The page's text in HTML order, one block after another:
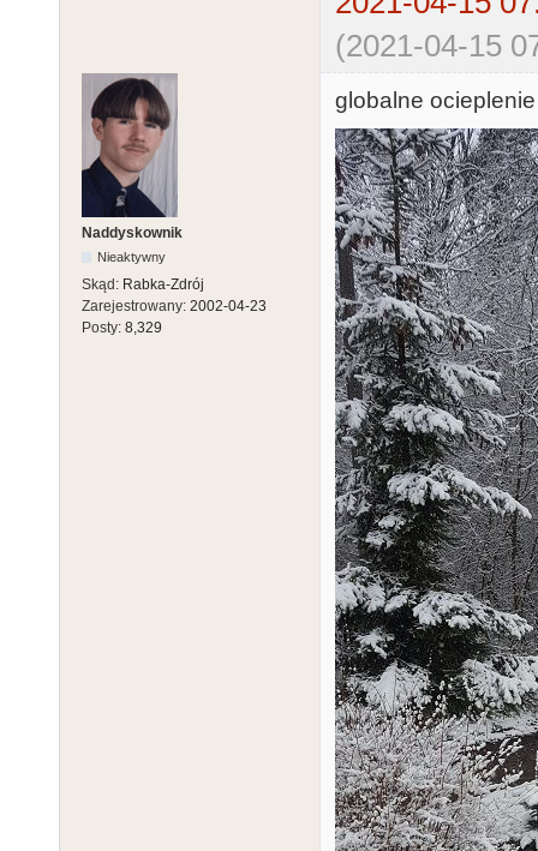
(2021-04-15
Naddyskownik
Nieaktywny
Skąd: Rabka-Zdrój
Zarejestrowany: 2002-04-23
Posty: 8,329
globalne